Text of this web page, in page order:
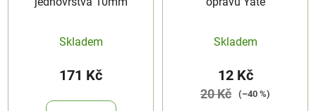
Skladem
171 Kč
Skladem
12 Kč
20 Kč (–40 %)